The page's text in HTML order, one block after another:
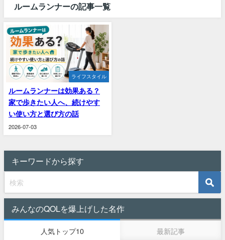
ルームランナーの記事一覧
ライフスタイル
ルームランナーは効果ある？
家で歩きたい人へ、続けやす
い使い方と選び方の話
2026-07-03
キーワードから探す
みんなのQOLを爆上げした名作
人気トップ10 最新記事